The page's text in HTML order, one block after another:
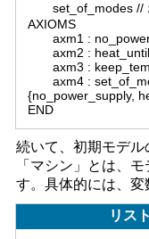
set_of_modes //
AXIOMS
axm1 :
axm2 :
axm3 :
axm4 :
{no_power_supply,
END
続いて、初期モデル
「マシン」とは、
す。具体的には、変
リス